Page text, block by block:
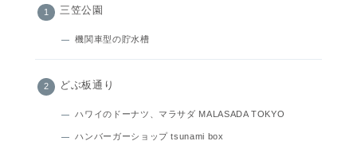
三笠公園
機関車型の貯水槽
どぶ板通り
ハワイのドーナツ、マラサダ MALASADA TOKYO
ハンバーガーショップ tsunami box